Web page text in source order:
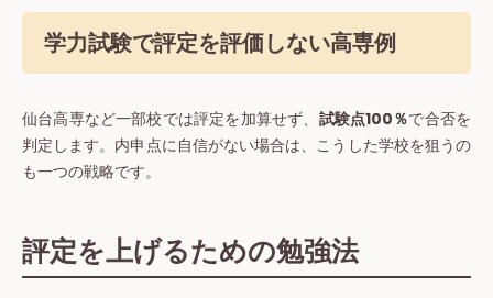
学力試験で評定を評価しない高専例
仙台高専など一部校では評定を加算せず、 試験点100％で合否を
判定します。内申点に自信がない場合は、こうした学校を狙うの
も一つの戦略です。
評定を上げるための勉強法